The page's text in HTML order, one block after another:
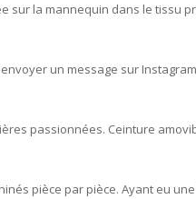
sur la mannequin dans le tissu
un message sur
passionnées. Ceinture
pièce par pièce. Ayant eu